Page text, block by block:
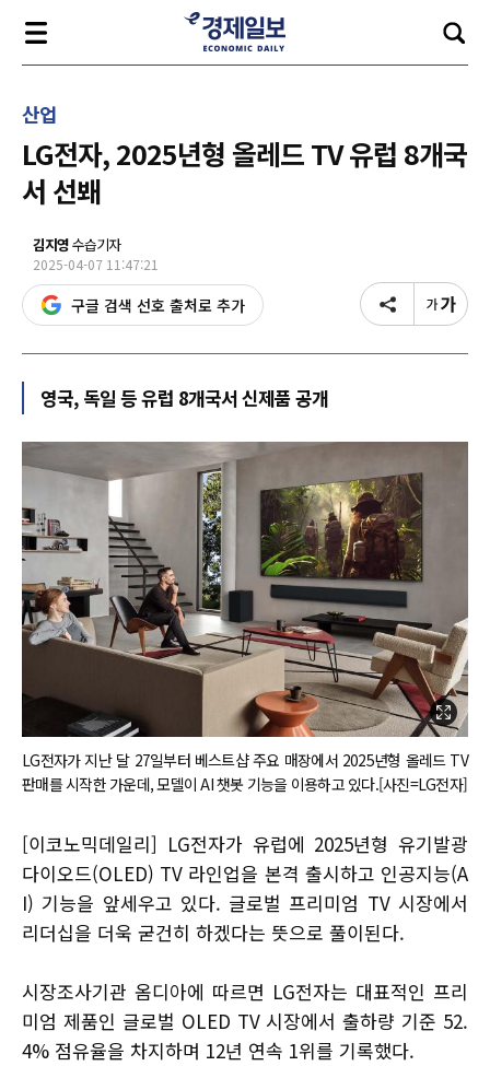
산업
LG전자, 2025년형 올레드 TV 유럽 8개국
서 선봬
김지영수습기자
2025-04-07 11:47:21
구글 검색 선호 출처로 추가
영국, 독일 등 유럽 8개국서 신제품 공개
LG전자가 지난 달 27일부터 베스트샵 주요 매장에서 2025년형 올레드 TV
판매를 시작한 가운데, 모델이 AI 챗봇 기능을 이용하고 있다.[사진=LG전자]
[이코노믹데일리] LG전자가 유럽에 2025년형 유기발광
다이오드(OLED) TV 라인업을 본격 출시하고 인공지능(A
I) 기능을 앞세우고 있다. 글로벌 프리미엄 TV 시장에서
리더십을 더욱 굳건히 하겠다는 뜻으로 풀이된다.
시장조사기관 옴디아에 따르면 LG전자는 대표적인 프리
미엄 제품인 글로벌 OLED TV 시장에서 출하량 기준 52.
4% 점유율을 차지하며 12년 연속 1위를 기록했다.